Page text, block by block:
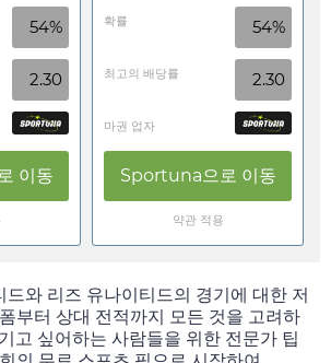
54%
2.30
이동
확률 54%
최고의 배당률 2.30
마권 업자
Sportuna으로 이동
약관 적용
와 리즈 유나이티드의 경기에 대한 저
부터 상대 전적까지 모든 것을 고려하
고 싶어하는 사람들을 위한 전문가 팁